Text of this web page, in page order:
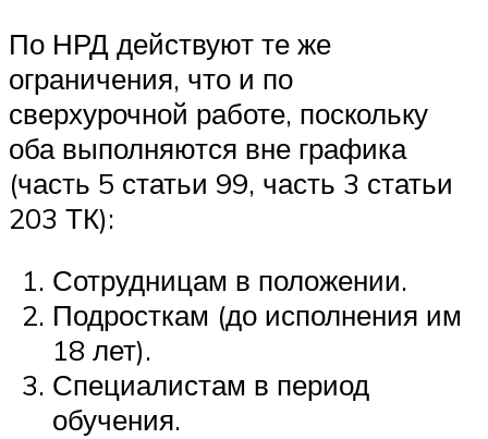
По НРД действуют те же
ограничения, что и по
сверхурочной работе, поскольку
оба выполняются вне графика
(часть 5 статьи 99, часть 3 статьи
203 ТК):
Сотрудницам в положении.
Подросткам (до исполнения им
18 лет).
Специалистам в период
обучения.